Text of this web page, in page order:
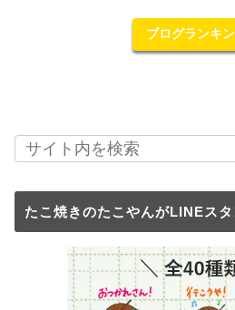
ブログランキ
たこ焼きのたこやんがLINEスタ